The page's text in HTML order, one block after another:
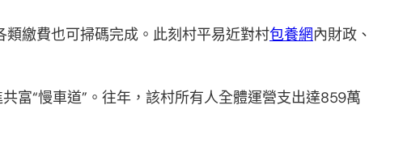
繳費也可掃碼完成。此刻村平易近對村包養網內財政、
富“慢車道”。往年，該村所有人全體運營支出達859萬